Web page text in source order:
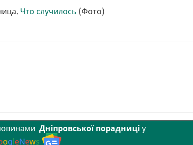
Что случилось (Фото)
Дніпровської порадниці у
ogleNews